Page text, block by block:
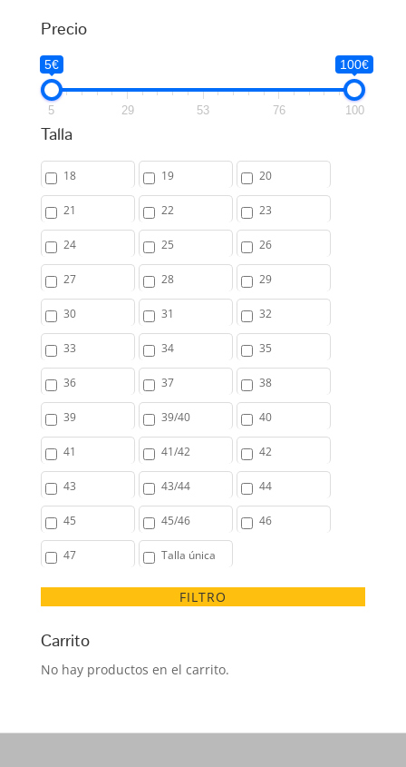
Precio
5€ 100€
5 29 53 76 100
Talla
18 19 20
21 22 23
24 25 26
27 28 29
30 31 32
33 34 35
36 37 38
39 39/40 40
41 41/42 42
43 43/44 44
45 45/46 46
47 Talla única
FILTRO
Carrito
No hay productos en el carrito.